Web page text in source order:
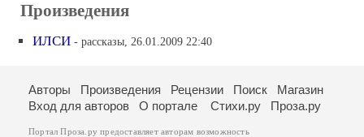
Произведения
ИЛСИ - рассказы, 26.01.2009 22:40
Авторы Произведения Рецензии Поиск
Магазин
Вход для авторов
О портале Стихи.ру Проза.ру
Портал Проза.ру предоставляет авторам возможность